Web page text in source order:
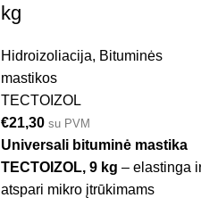
kg
Hidroizoliacija, Bituminės
mastikos
TECTOIZOL
€21,30 su PVM
Universali bituminė mastika
TECTOIZOL, 9 kg – elastinga
atspari mikro įtrūkimams